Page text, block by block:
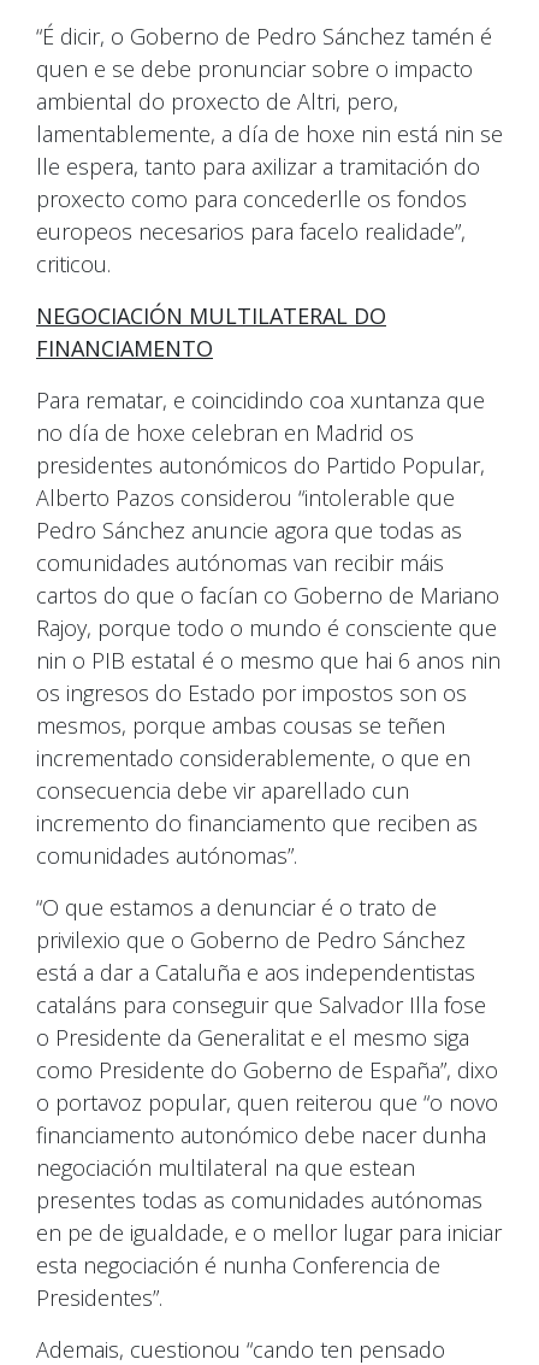
“É dicir, o Goberno de Pedro Sánchez tamén é
quen e se debe pronunciar sobre o impacto
ambiental do proxecto de Altri, pero,
lamentablemente, a día de hoxe nin está nin se
lle espera, tanto para axilizar a tramitación do
proxecto como para concederlle os fondos
europeos necesarios para facelo realidade”,
criticou.
NEGOCIACIÓN MULTILATERAL DO
FINANCIAMENTO
Para rematar, e coincidindo coa xuntanza que
no día de hoxe celebran en Madrid os
presidentes autonómicos do Partido Popular,
Alberto Pazos considerou “intolerable que
Pedro Sánchez anuncie agora que todas as
comunidades autónomas van recibir máis
cartos do que o facían co Goberno de Mariano
Rajoy, porque todo o mundo é consciente que
nin o PIB estatal é o mesmo que hai 6 anos nin
os ingresos do Estado por impostos son os
mesmos, porque ambas cousas se teñen
incrementado considerablemente, o que en
consecuencia debe vir aparellado cun
incremento do financiamento que reciben as
comunidades autónomas”.
“O que estamos a denunciar é o trato de
privilexio que o Goberno de Pedro Sánchez
está a dar a Cataluña e aos independentistas
cataláns para conseguir que Salvador Illa fose
o Presidente da Generalitat e el mesmo siga
como Presidente do Goberno de España”, dixo
o portavoz popular, quen reiterou que “o novo
financiamento autonómico debe nacer dunha
negociación multilateral na que estean
presentes todas as comunidades autónomas
en pe de igualdade, e o mellor lugar para iniciar
esta negociación é nunha Conferencia de
Presidentes”.
Ademais, cuestionou “cando ten pensado